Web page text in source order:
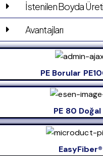
İstenilen Boyda
Avantajları
PE Borular
PE 80